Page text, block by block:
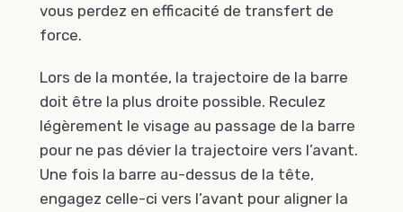
vous perdez en efficacité de transfert de
force.
Lors de la montée, la trajectoire de la barre
doit être la plus droite possible. Reculez
légèrement le visage au passage de la barre
pour ne pas dévier la trajectoire vers l’avant.
Une fois la barre au-dessus de la tête,
engagez celle-ci vers l’avant pour aligner la